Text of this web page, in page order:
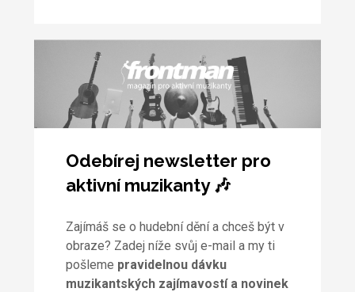
Odebírej newsletter pro
aktivní muzikanty 🎶
Zajímáš se o hudební dění a chceš být v
obraze? Zadej níže svůj e-mail a my ti
pošleme pravidelnou dávku
muzikantských zajímavostí a novinek